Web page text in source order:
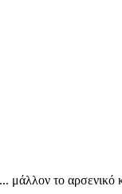
μάλλον το αρσενικό